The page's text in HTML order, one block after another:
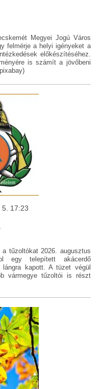
Megyei Jogú Város
felmérje a helyi igényeket a
előkészítéséhez.
is számít a jövőbeni
17:23
tűzoltókat 2026. augusztus
egy telepített akácerdő
kapott. A tüzet végül
vármegye tűzoltói is részt